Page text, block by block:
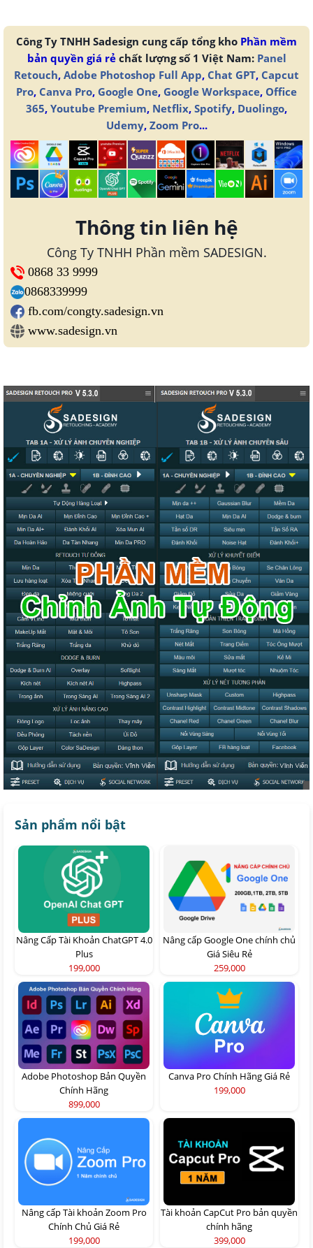
Công Ty TNHH Sadesign cung cấp tổng kho Phần mềm
bản quyền giá rẻchất lượng số 1 Việt Nam: Panel
Retouch, Adobe Photoshop Full App, Chat GPT, Capcut
Pro, Canva Pro, Google One, Google Workspace, Office
365, Youtube Premium, Netflix, Spotify, Duolingo,
Udemy, Zoom Pro...
Thông tin liên hệ
Công Ty TNHH Phần mềm SADESIGN.
0868 33 9999
0868339999
fb.com/congty.sadesign.vn
www.sadesign.vn
Sản phẩm nổi bật
Nâng Cấp Tài Khoản ChatGPT 4.0
Plus
199,000
Nâng cấp Google One chính chủ
Giá Siêu Rẻ
259,000
Adobe Photoshop Bản Quyền
Chính Hãng
899,000
Canva Pro Chính Hãng Giá Rẻ
199,000
Nâng cấp Tài khoản Zoom Pro
Chính Chủ Giá Rẻ
199,000
Tài khoản CapCut Pro bản quyền
chính hãng
399,000